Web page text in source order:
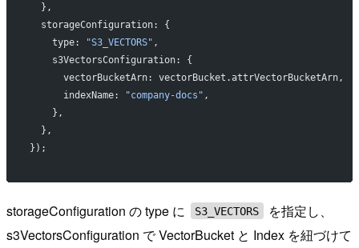
  },
  storageConfiguration: {
    type:
"S3_VECTORS" ,
    s3VectorsConfiguration: {
      vectorBucketArn: vectorBucket.attrVectorBucketArn,
      indexName:
"company-docs" ,
    },
  },
});
storageConfiguration の type に S3_VECTORS
を指定し、
s3VectorsConfiguration で VectorBucket と Index を紐づけて